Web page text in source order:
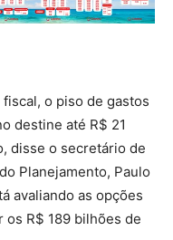
o piso de gastos
destine até R$ 21
disse o secretário de
Planejamento, Paulo
avaliando as opções
R$ 189 bilhões de